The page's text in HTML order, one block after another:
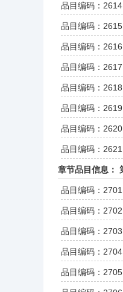
品目编码：2614
品目编码：2615
品目编码：2616
品目编码：2617
品目编码：2618
品目编码：2619
品目编码：2620
品目编码：2621
章节品目信息：
品目编码：2701
品目编码：2702
品目编码：2703
品目编码：2704
品目编码：2705